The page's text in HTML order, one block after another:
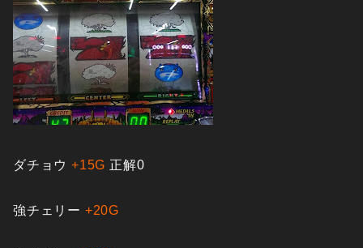
ダチョウ +15G 正解0
強チェリー +20G